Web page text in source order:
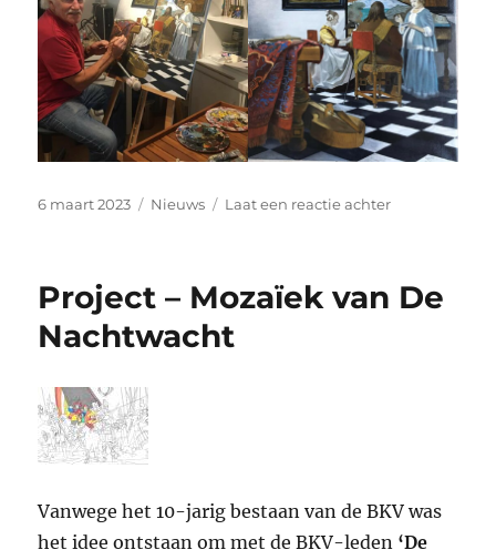
Geplaatst
6 maart 2023 Categorieën
Nieuws Laat een reactie achterop
“het
Project – Mozaïek van De
Nachtwacht
Vanwege het 10-jarig bestaan van de BKV was
het idee ontstaan om met de BKV-leden ‘De